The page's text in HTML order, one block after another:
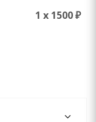
1 x 1500 ₽